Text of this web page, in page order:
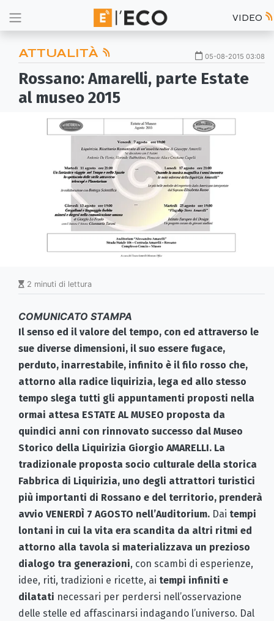
VIDEO
ATTUALITÀ 05-08-2015 03:08
Rossano: Amarelli, parte Estate
al museo 2015
2 minuti di lettura
COMUNICATO STAMPA
Il senso ed il valore del tempo, con ed attraverso le
sue diverse dimensioni, il suo essere fugace,
perduto, inarrestabile, infinito è il filo rosso che,
attorno alla radice liquirizia, lega ed allo stesso
tempo slega tutti gli appuntamenti proposti nella
ormai attesa ESTATE AL MUSEO proposta da
quindici anni con rinnovato successo dal Museo
Storico della Liquirizia Giorgio AMARELLI. La
tradizionale proposta socio culturale della storica
Fabbrica di Liquirizia, uno degli attrattori turistici
più importanti di Rossano e del territorio, prenderà
avvio VENERDÌ 7 AGOSTO nell’Auditorium. Dai tempi
lontani in cui la vita era scandita da altri ritmi ed
attorno alla tavola si materializzava un prezioso
dialogo tra generazioni, con scambi di esperienze,
idee, riti, tradizioni e ricette, ai tempi infiniti e
dilatati necessari per perdersi nell’osservazione
delle stelle ed affascinarsi indagando l’universo. Dal